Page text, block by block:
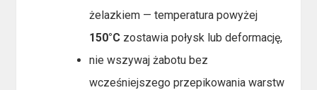
żelazkiem — temperatura powyżej
150°C zostawia połysk lub deformację,
nie wszywaj żabotu bez
wcześniejszego przepikowania warstw